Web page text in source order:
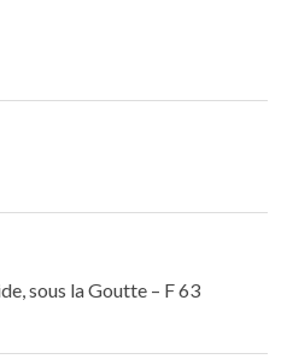
sous la Goutte – F 63